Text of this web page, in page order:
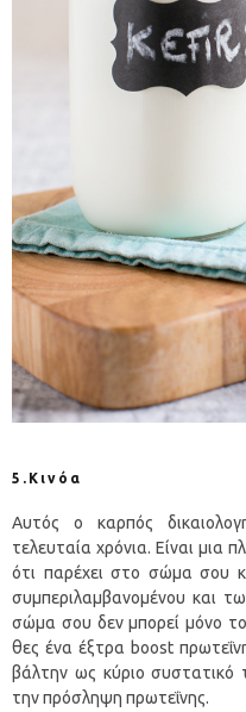
5.Κινόα
Αυτός ο καρπός
τελευταία χρόνια. Είναι μια
ότι παρέχει στο σώμα σου
συμπεριλαμβανομένου και
σώμα σου δεν μπορεί μόνο
θες ένα έξτρα boost
βάλτην ως κύριο συστατικό
την πρόσληψη πρωτεΐνης.